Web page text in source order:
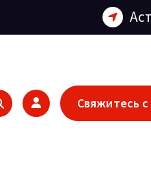
Свяжитесь